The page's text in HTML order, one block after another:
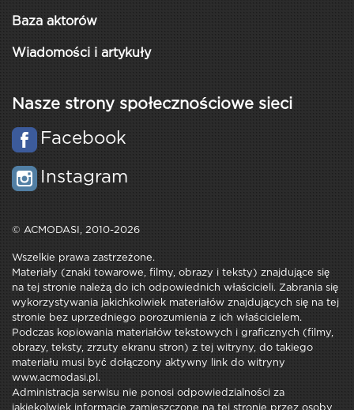
Baza aktorów
Wiadomości i artykuły
Nasze strony społecznościowe sieci
Facebook
Instagram
© ACMODASI, 2010-2026
Wszelkie prawa zastrzeżone.
Materiały (znaki towarowe, filmy, obrazy i teksty) znajdujące się
na tej stronie należą do ich odpowiednich właścicieli. Zabrania się
wykorzystywania jakichkolwiek materiałów znajdujących się na tej
stronie bez uprzedniego porozumienia z ich właścicielem.
Podczas kopiowania materiałów tekstowych i graficznych (filmy,
obrazy, teksty, zrzuty ekranu stron) z tej witryny, do takiego
materiału musi być dołączony aktywny link do witryny
www.acmodasi.pl.
Administracja serwisu nie ponosi odpowiedzialności za
jakiekolwiek informacje zamieszczone na tej stronie przez osoby